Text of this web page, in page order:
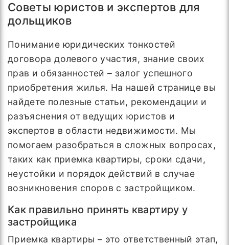
Советы юристов и экспертов для
дольщиков
Понимание юридических тонкостей
договора долевого участия, знание своих
прав и обязанностей – залог успешного
приобретения жилья. На нашей странице вы
найдете полезные статьи, рекомендации и
разъяснения от ведущих юристов и
экспертов в области недвижимости. Мы
помогаем разобраться в сложных вопросах,
таких как приемка квартиры, сроки сдачи,
неустойки и порядок действий в случае
возникновения споров с застройщиком.
Как правильно принять квартиру у
застройщика
Приемка квартиры – это ответственный этап,